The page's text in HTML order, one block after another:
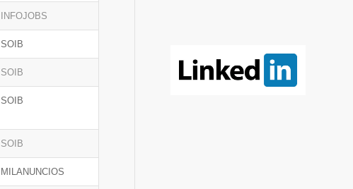
INFOJOBS
SOIB
SOIB
SOIB
SOIB
MILANUNCIOS